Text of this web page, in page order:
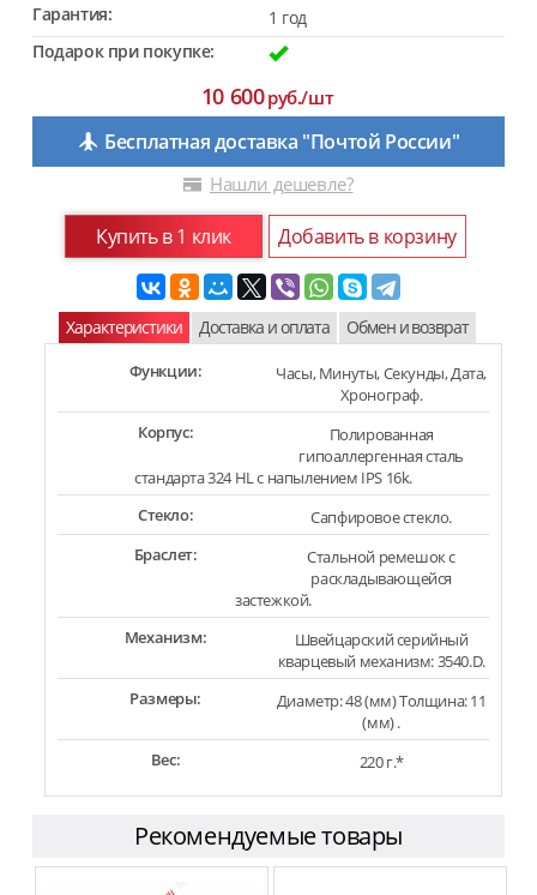
Гарантия:
1 год
Подарок при покупке:
10 600руб./шт
Бесплатная доставка "Почтой России"
Нашли дешевле?
Купить в 1 клик Добавить в корзину
Характеристики Доставка и оплата Обмен и возврат
Функции:
Часы, Минуты, Секунды, Дата,
Хронограф.
Корпус:
Полированная
гипоаллергенная сталь
стандарта 324 HL с напылением IPS 16k.
Стекло:
Сапфировое стекло.
Браслет:
Стальной ремешок с
раскладывающейся
застежкой.
Механизм:
Швейцарский серийный
кварцевый механизм: 3540.D.
Размеры:
Диаметр: 48 (мм) Толщина: 11
(мм) .
Вес:
220 г.*
Рекомендуемые товары